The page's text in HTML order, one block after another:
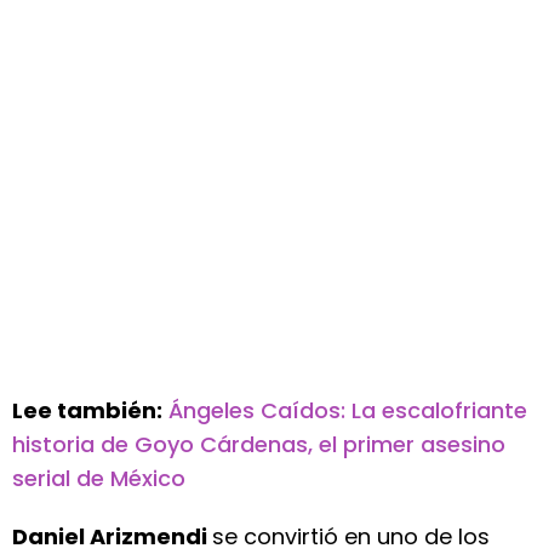
Lee también: Ángeles Caídos: La escalofriante
historia de Goyo Cárdenas, el primer asesino
serial de México
Daniel Arizmendi se convirtió en uno de los